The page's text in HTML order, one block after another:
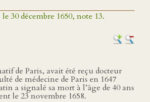
30 décembre 1650, note 13.
de Paris, avait été reçu docteur
de médecine de Paris en 1647
a signalé sa mort à l’âge de 40 ans
le 23 novembre 1658.